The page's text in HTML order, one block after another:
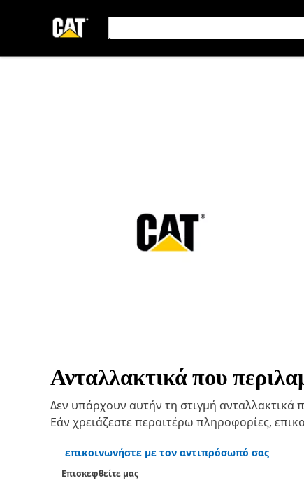
Ανταλλακτικά που
Δεν υπάρχουν αυτήν τη στιγμή ανταλλακτικά
Εάν χρειάζεστε περαιτέρω πληροφορίες,
επικοινωνήστε με τον αντιπρόσωπό σας
Επισκεφθείτε μας